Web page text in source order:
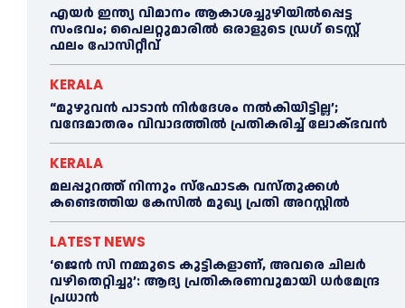
എയര്‍ ഇന്ത്യ വിമാനം ആകാശച്ചുഴിയില്‍പ്പെട്ട
സംഭവം; പൈലറ്റുമാരില്‍ ഒരാളുടെ ഡ്രഗ് ടെസ്റ്റ്
ഫലം പോസിറ്റീവ്
KERALA
“മുഴുവൻ പാടാൻ നിര്‍ദേശം നല്‍കിയിട്ടില്ല’;
വന്ദേമാതരം വിവാദത്തില്‍ പ്രതികരിച്ച്‌ ലോക്ഭവൻ
KERALA
മലപ്പുറത്ത് നിന്നും സ്ഫോടക വസ്തുക്കള്‍
കണ്ടെത്തിയ കേസില്‍ മുഖ‍്യ പ്രതി അറസ്റ്റില്‍
LATEST NEWS
‘ജെൻ സി നമ്മുടെ കുട്ടികളാണ്, അവരെ ചിലര്‍
വഴിതെറ്റിച്ചു’: ആദ്യ പ്രതികരണവുമായി ധര്‍മേന്ദ്ര
പ്രധാൻ